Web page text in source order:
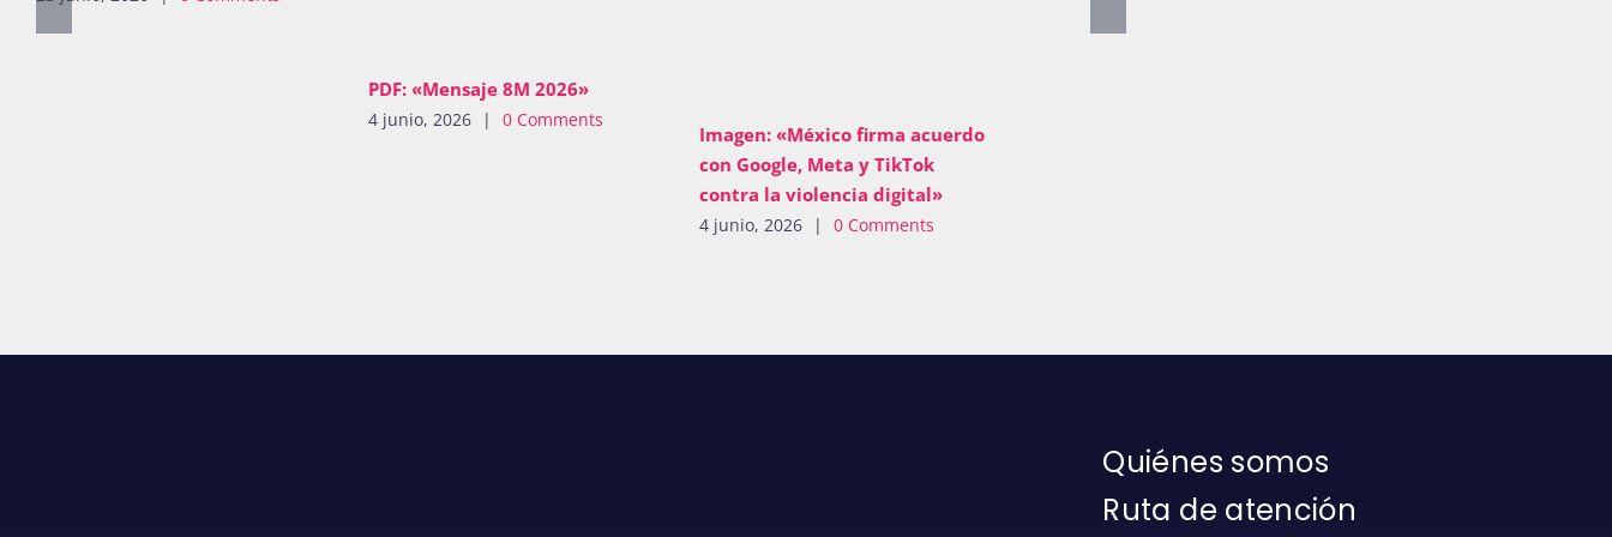
PDF: «Mensaje 8M 2026»
4 junio, 2026 | 0 Comments
Imagen: «México firma acuerdo
con Google, Meta y TikTok
contra la violencia digital»
4 junio, 2026 | 0 Comments
Quiénes somos
Ruta de atención